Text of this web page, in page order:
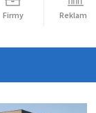
Firmy Reklama